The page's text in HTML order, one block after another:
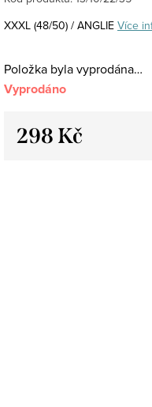
XXXL (48/50) / ANGLIE Více
Položka byla vyprodána…
Vyprodáno
298 Kč